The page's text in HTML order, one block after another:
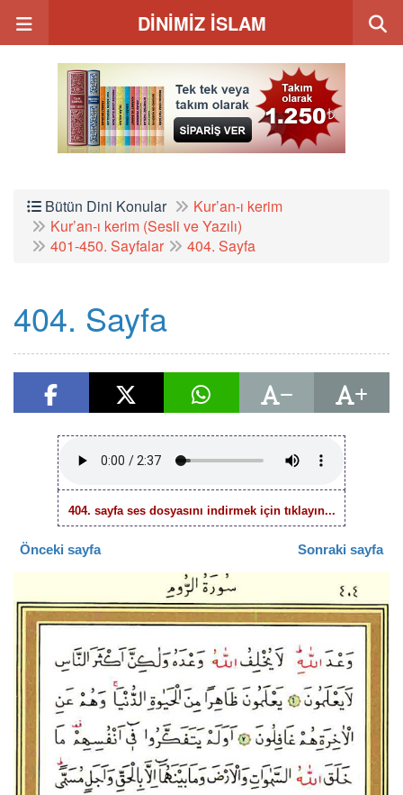
DİNİMİZ İSLAM
Bütün Dini Konular
Kur’an-ı kerim
Kur’an-ı kerim (Sesli ve Yazılı)
401-450. Sayfalar
404. Sayfa
404. Sayfa
404. sayfa ses dosyasını indirmek için tıklayın...
Önceki sayfa Sonraki sayfa